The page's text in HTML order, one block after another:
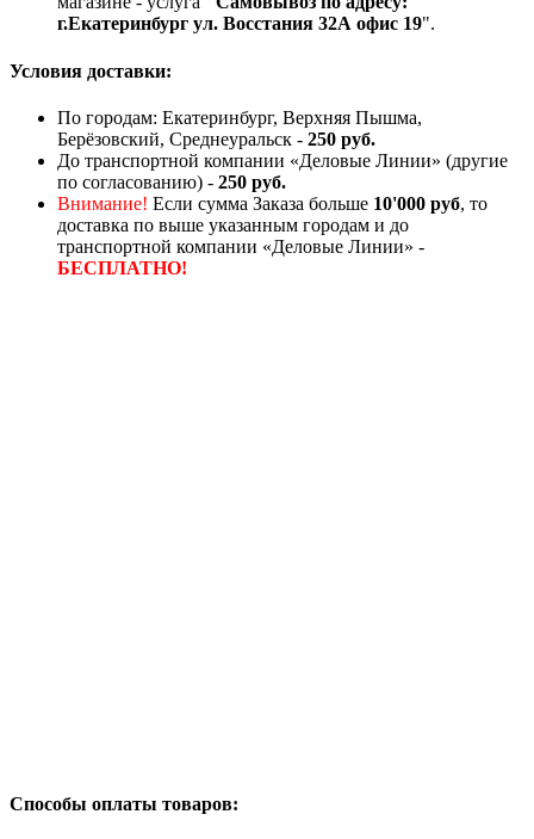
г.Екатеринбург ул. Восстания 32А офис 19".
Условия доставки:
По городам: Екатеринбург, Верхняя Пышма,
Берёзовский, Среднеуральск - 250 руб.
До транспортной компании «Деловые Линии» (другие
по согласованию) - 250 руб.
Внимание! Если сумма Заказа больше 10'000 руб, то
доставка по выше указанным городам и до
транспортной компании «Деловые Линии» -
БЕСПЛАТНО!
Способы оплаты товаров: